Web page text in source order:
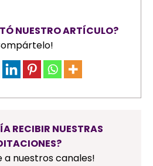
NUESTRO ARTÍCULO?
RECIBIR NUESTRAS
a nuestros canales!